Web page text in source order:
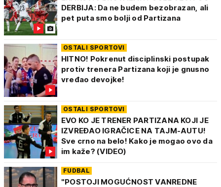
DERBIJA: Da ne budem bezobrazan, ali
pet puta smo bolji od Partizana
OSTALI SPORTOVI
HITNO! Pokrenut disciplinski postupak
protiv trenera Partizana koji je gnusno
vređao devojke!
OSTALI SPORTOVI
EVO KO JE TRENER PARTIZANA KOJI JE
IZVREĐAO IGRAČICE NA TAJM-AUTU!
Sve crno na belo! Kako je mogao ovo da
im kaže? (VIDEO)
FUDBAL
"POSTOJI MOGUĆNOST VANREDNE